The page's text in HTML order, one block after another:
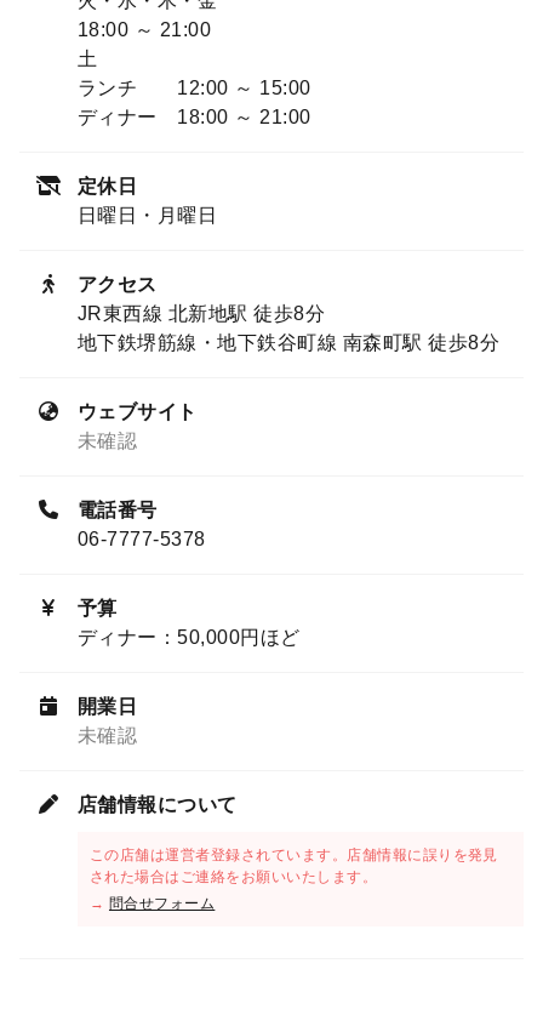
18:00 ～ 21:00
土
ランチ 12:00 ～ 15:00
ディナー 18:00 ～ 21:00
定休日
日曜日・月曜日
アクセス
JR東西線 北新地駅 徒歩8分
地下鉄堺筋線・地下鉄谷町線 南森町駅 徒歩8分
ウェブサイト
未確認
電話番号
06-7777-5378
予算
ディナー：50,000円ほど
開業日
未確認
店舗情報について
この店舗は運営者登録されています。店舗情報に誤りを発見
された場合はご連絡をお願いいたします。
→ 問合せフォーム